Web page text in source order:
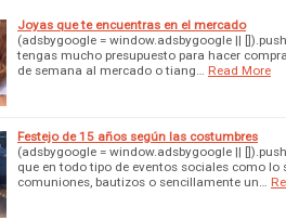
Joyas que te encuentras en el mercado
(adsbygoogle = window.adsbygoogle ||
tengas mucho presupuesto para hacer
de semana al mercado o tiang…
Read More
Festejo de 15 años según las costumbres
(adsbygoogle = window.adsbygoogle ||
que en todo tipo de eventos sociales como
comuniones, bautizos o sencillamente un…